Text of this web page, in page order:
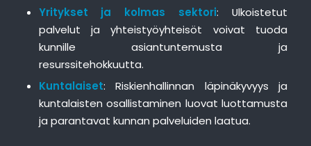
Yritykset ja kolmas sektori: Ulkoistetut
palvelut ja yhteistyöyhteisöt voivat tuoda
kunnille asiantuntemusta ja
resurssitehokkuutta.
Kuntalaiset: Riskienhallinnan läpinäkyvyys ja
kuntalaisten osallistaminen luovat luottamusta
ja parantavat kunnan palveluiden laatua.